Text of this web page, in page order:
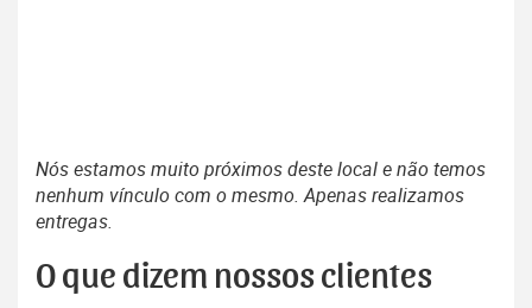
Nós estamos muito próximos deste local e não temos
nenhum vínculo com o mesmo. Apenas realizamos
entregas.
O que dizem nossos clientes